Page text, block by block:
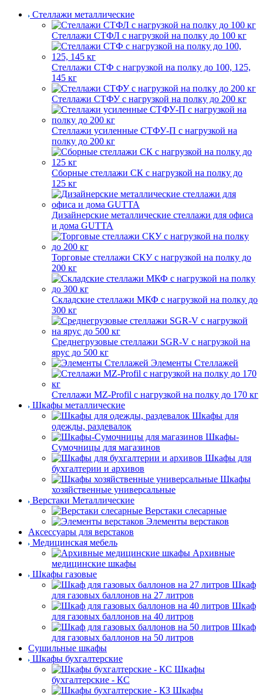
Стеллажи металлические
Стеллажи СТФЛ с нагрузкой на полку до 100 кг
Стеллажи СТФ с нагрузкой на полку до 100, 125,
145 кг
Стеллажи СТФУ с нагрузкой на полку до 200 кг
Стеллажи усиленные СТФУ-П с нагрузкой на
полку до 200 кг
Сборные стеллажи СК с нагрузкой на полку до
125 кг
Дизайнерские металлические стеллажи для офиса
и дома GUTTA
Торговые стеллажи СКУ с нагрузкой на полку до
200 кг
Складские стеллажи МКФ с нагрузкой на полку до
300 кг
Среднегрузовые стеллажи SGR-V с нагрузкой на
ярус до 500 кг
Элементы Стеллажей
Стеллажи MZ-Profil с нагрузкой на полку до 170 кг
Шкафы металлические
Шкафы для
одежды, раздевалок
Шкафы-
Сумочницы для магазинов
Шкафы для
бухгалтерии и архивов
Шкафы
хозяйственные универсальные
Верстаки Металлические
Верстаки слесарные
Элементы верстаков
Аксессуары для верстаков
Медицинская мебель
Архивные
медицинские шкафы
Шкафы газовые
Шкаф
для газовых баллонов на 27 литров
Шкаф
для газовых баллонов на 40 литров
Шкаф
для газовых баллонов на 50 литров
Сушильные шкафы
Шкафы бухгалтерские
Шкафы
бухгалтерские - КС
Шкафы